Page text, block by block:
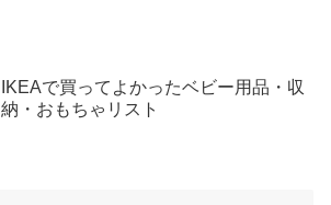
IKEAで買ってよかったベビー用品・収
納・おもちゃリスト